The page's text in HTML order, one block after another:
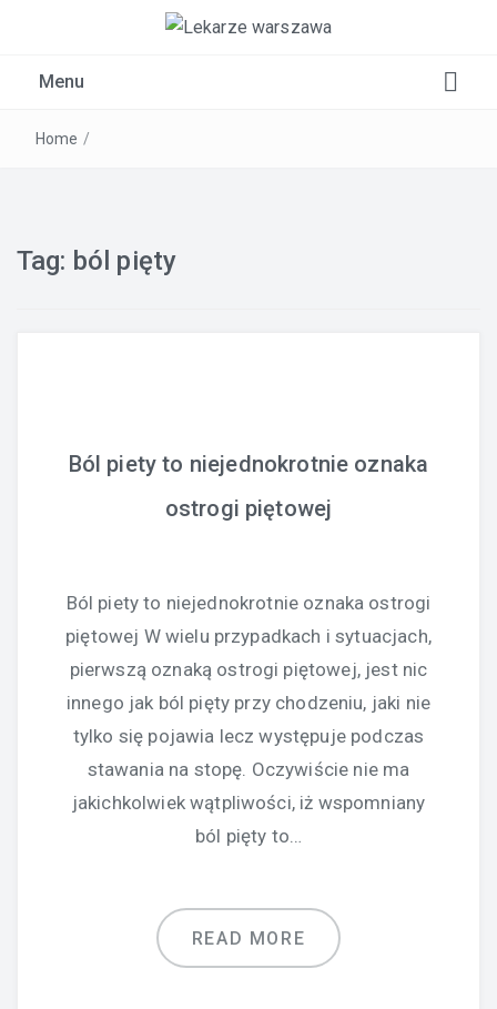
Menu
Home /
Tag: ból pięty
Ból piety to niejednokrotnie oznaka
ostrogi piętowej
Ból piety to niejednokrotnie oznaka ostrogi
piętowej W wielu przypadkach i sytuacjach,
pierwszą oznaką ostrogi piętowej, jest nic
innego jak ból pięty przy chodzeniu, jaki nie
tylko się pojawia lecz występuje podczas
stawania na stopę. Oczywiście nie ma
jakichkolwiek wątpliwości, iż wspomniany
ból pięty to…
READ MORE